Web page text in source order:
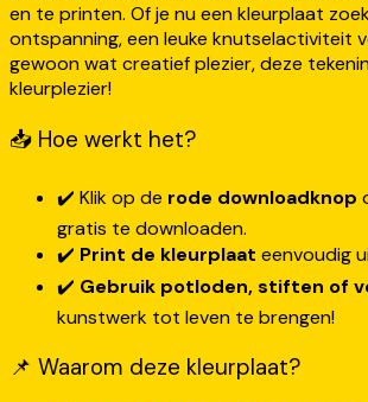
en te printen. Of je nu een kleurplaat
ontspanning, een leuke knutselactiviteit
gewoon wat creatief plezier, deze
kleurplezier!
📥 Hoe werkt het?
✔️ Klik op de rode downloadknop
gratis te downloaden.
✔️ Print de kleurplaat eenvoudig
✔️ Gebruik potloden, stiften of
kunstwerk tot leven te brengen!
📌 Waarom deze kleurplaat?